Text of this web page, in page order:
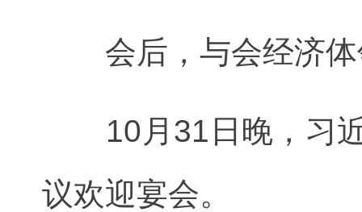
会后，与会经济体
10月31日晚，习近
议欢迎宴会。